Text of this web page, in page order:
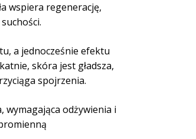
wspiera regenerację,
a jednocześnie efektu
skóra jest gładsza,
spojrzenia.
wymagająca odżywienia i